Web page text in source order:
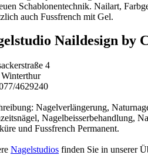
Schablonentechnik. Nailart,
auch Fussfrench mit Gel.
Naildesign by
4
4629240
Nagelverlängerung,
Nagelbeisserbehandlung,
und Fussfrench Permanent.
Nagelstudios finden Sie in unserer